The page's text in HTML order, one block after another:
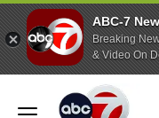
ABC-7
Breaking
& Video On